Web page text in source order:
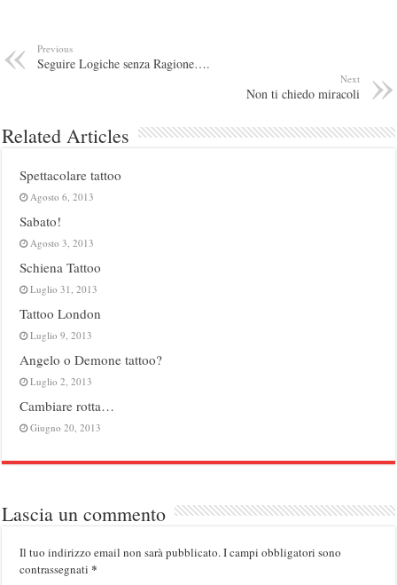
Previous
Seguire Logiche senza Ragione….
Next
Non ti chiedo miracoli
Related Articles
Spettacolare tattoo
Agosto 6, 2013
Sabato!
Agosto 3, 2013
Schiena Tattoo
Luglio 31, 2013
Tattoo London
Luglio 9, 2013
Angelo o Demone tattoo?
Luglio 2, 2013
Cambiare rotta…
Giugno 20, 2013
Lascia un commento
Il tuo indirizzo email non sarà pubblicato.I campi obbligatori sono
contrassegnati*